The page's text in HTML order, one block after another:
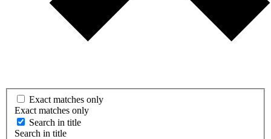
Exact matches only
Exact matches only
Search in title
Search in title